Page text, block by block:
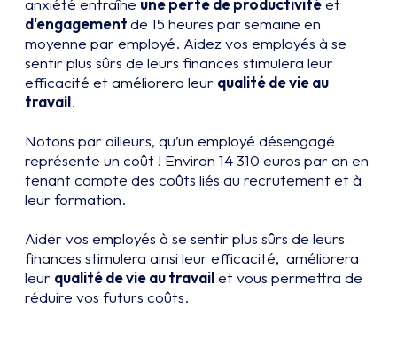
anxiété entraîne une perte de productivitéet
d'engagementde 15 heures par semaine en
moyenne par employé. Aidez vos employés à se
sentir plus sûrs de leurs finances stimulera leur
efficacité et améliorera leur qualité de vie au
travail.
Notons par ailleurs, qu’un employé désengagé
représente un coût ! Environ 14 310 euros par an en
tenant compte des coûts liés au recrutement et à
leur formation.
Aider vos employés à se sentir plus sûrs de leurs
finances stimulera ainsi leur efficacité, améliorera
leur qualité de vie au travailet vous permettra de
réduire vos futurs coûts.